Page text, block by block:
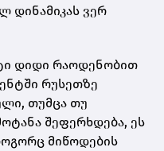
დინამიკას ვერ
დიდი რაოდენობით
რუსეთზე
თუმცა თუ
შეფერხდება, ეს
მიწოდების